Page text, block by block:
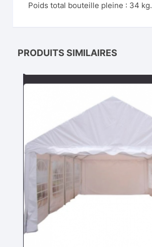
Poids total bouteille pleine : 34 kg.
PRODUITS SIMILAIRES